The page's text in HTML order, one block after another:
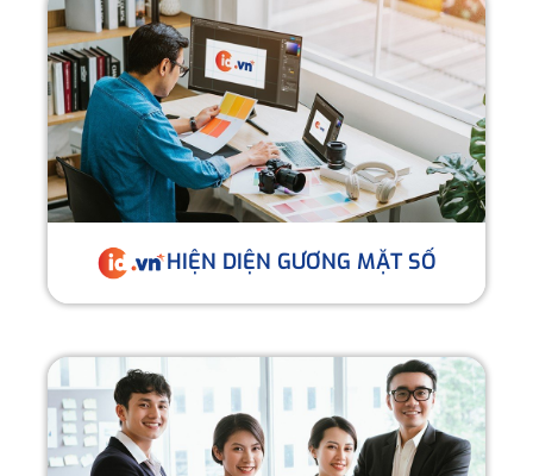
HIỆN DIỆN GƯƠNG MẶT SỐ